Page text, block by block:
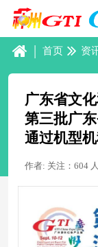
| 首页 资
广东省文
第三批广
通过机型
作者: 关注：604 人